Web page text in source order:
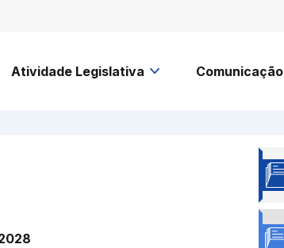
Atividade Legislativa Comunicação